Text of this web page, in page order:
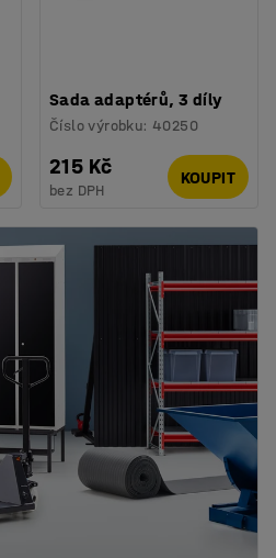
Sada adaptérů, 3 díly
Číslo výrobku: 40250
215 Kč
bez DPH
KOUPIT